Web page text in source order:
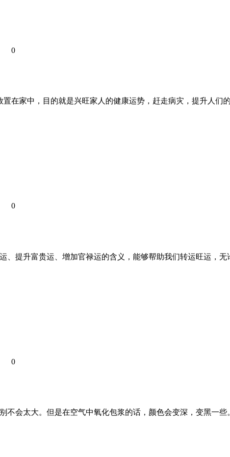
0
在家中，目的就是兴旺家人的健康运势，赶走病灾，提升人们
0
提升富贵运、增加官禄运的含义，能够帮助我们转运旺运，无
0
会太大。但是在空气中氧化包浆的话，颜色会变深，变黑一